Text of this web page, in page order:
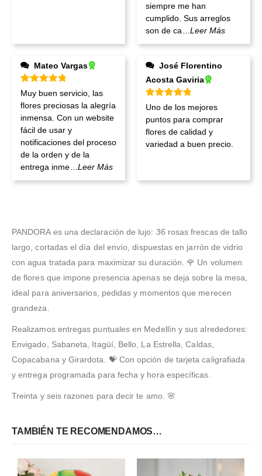
siempre me han
cumplido. Sus arreglos
son de ca
...Leer Más
Mateo Vargas
Valorado en 5 de 5
Muy buen servicio, las
flores preciosas la alegría
inmensa. Con un website
fácil de usar y
notificaciones del proceso
de la orden y de la
entrega inme
...Leer Más
Acosta Gaviria
Valorado en 5
Uno de los mejores
puntos para comprar
flores de calidad y
variedad a buen precio.
PANDORA es una declaración de lujo: 36 rosas frescas de tallo
largo, cortadas el día del envío, dispuestas en jarrón de vidrio
con agua tratada para maximizar su duración. 🌹 Un volumen
de flores que impone presencia apenas se deja sobre la mesa,
ideal para aniversarios, pedidas y momentos que merecen
grandeza.
Realizamos entregas puntuales en Medellín y sus alrededores:
Envigado, Sabaneta, Itagüí, Bello, La Estrella, Caldas,
Copacabana y Girardota. 💝 Con opción de tarjeta caligrafiada
y entrega programada para fecha y hora específicas.
Treinta y seis razones para decir te amo. 🌸
TAMBIÉN TE RECOMENDAMOS…